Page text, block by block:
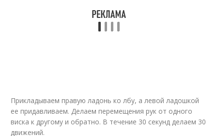
Прикладываем правую ладонь ко лбу, а левой ладошкой
ее придавливаем. Делаем перемещения рук от одного
виска к другому и обратно. В течение 30 секунд делаем 30
движений.